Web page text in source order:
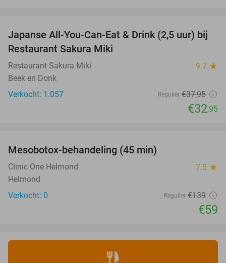
13%
Japanse All-You-Can-Eat & Drink (2,5 uur) bij
Restaurant Sakura Miki
Restaurant Sakura Miki 9.7 star
Beek en Donk
Verkocht: 1.057
Regulier €37,95
€32,95
TODAY
Mesobotox-behandeling (45 min)
Clinic One Helmond 7.5 star
Helmond
Verkocht: 0
Regulier €139
€59